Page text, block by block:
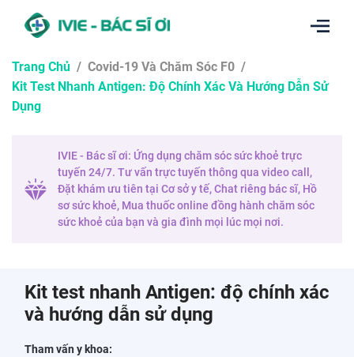
Trang Chủ / Covid-19 Và Chăm Sóc F0 /
Kit Test Nhanh Antigen: Độ Chính Xác Và Hướng Dẫn Sử
Dụng
IVIE - Bác sĩ ơi: Ứng dụng chăm sóc sức khoẻ trực
tuyến 24/7. Tư vấn trực tuyến thông qua video call,
Đặt khám ưu tiên tại Cơ sở y tế, Chat riêng bác sĩ, Hồ
sơ sức khoẻ, Mua thuốc online đồng hành chăm sóc
sức khoẻ của bạn và gia đình mọi lúc mọi nơi.
Kit test nhanh Antigen: độ chính xác
và hướng dẫn sử dụng
Tham vấn y khoa: